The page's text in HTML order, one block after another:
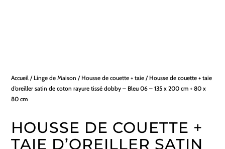
Accueil / Linge de Maison / Housse de couette + taie / Housse de couette + taie
d’oreiller satin de coton rayure tissé dobby – Bleu 06 – 135 x 200 cm + 80 x
80 cm
HOUSSE DE COUETTE +
TAIE D’OREILLER SATIN